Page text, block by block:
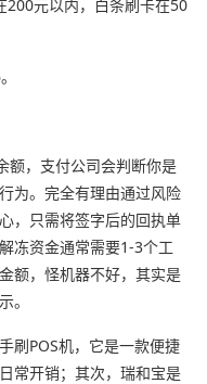
200元以内，白条刷卡在50
额，支付公司会判断你是
为。完全有理由通过风险
，只需将签字后的回执单
冻资金通常需要1-3个工
额，怪机器不好，其实是
。
刷POS机，它是一款便捷
常开销；其次，瑞和宝是